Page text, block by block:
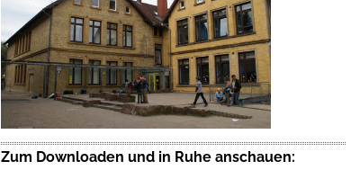
Zum Downloaden und in Ruhe anschauen: